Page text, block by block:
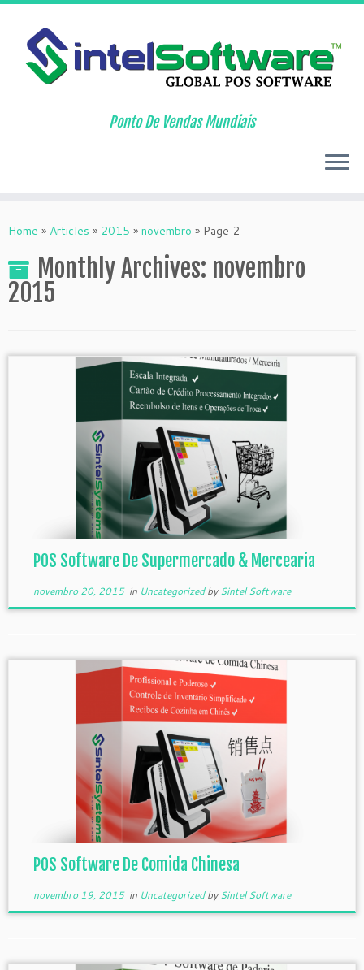
to
Ponto De Vendas Mundiais
Home » Articles » 2015 » novembro » Page 2
Monthly Archives: novembro
2015
POS Software De Supermercado & Mercearia
novembro 20, 2015in UncategorizedbySintel Software
POS Software De Comida Chinesa
novembro 19, 2015in UncategorizedbySintel Software